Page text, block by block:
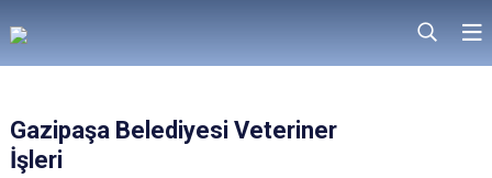
Gazipaşa Belediyesi Veteriner
İşleri